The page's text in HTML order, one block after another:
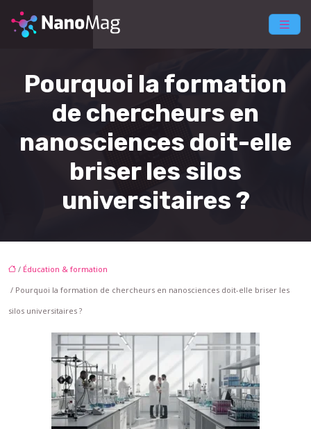
Pourquoi la formation
de chercheurs en
nanosciences doit-elle
briser les silos
universitaires ?
/ Éducation & formation
/ Pourquoi la formation de chercheurs en nanosciences doit-elle briser les
silos universitaires ?